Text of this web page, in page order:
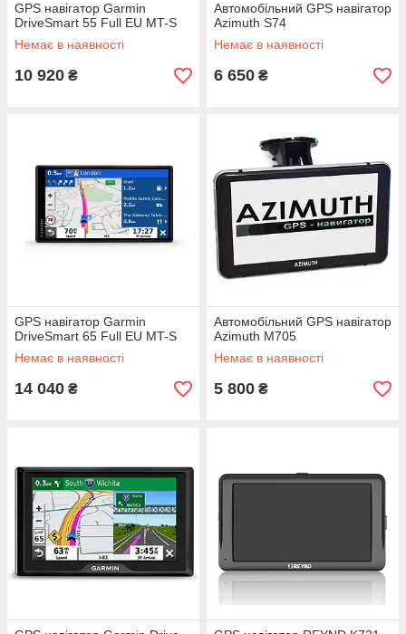
GPS навігатор Garmin
DriveSmart 55 Full EU MT-S
Немає в наявності
10 920 ₴
Автомобільний GPS навігатор
Azimuth S74
Немає в наявності
6 650 ₴
GPS навігатор Garmin
DriveSmart 65 Full EU MT-S
Немає в наявності
14 040 ₴
Автомобільний GPS навігатор
Azimuth M705
Немає в наявності
5 800 ₴